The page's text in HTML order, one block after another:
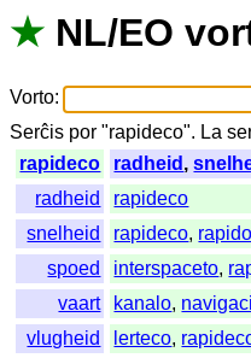
★ NL/EO
Vorto:
Serĉis por "rapideco". La
rapideco
radheid ,
radheid
rapideco
snelheid
rapideco, rapido
spoed
interspaceto,
vaart
kanalo,
vlugheid
lerteco,